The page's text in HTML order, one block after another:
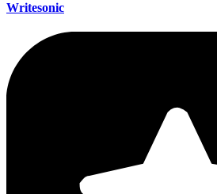
Writesonic